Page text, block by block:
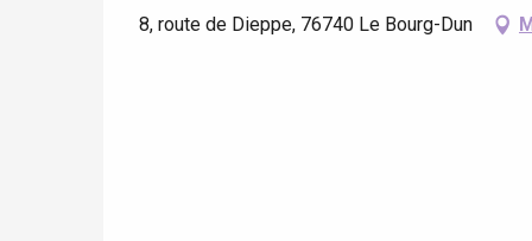
8, route de Dieppe, 76740 Le Bourg-Dun